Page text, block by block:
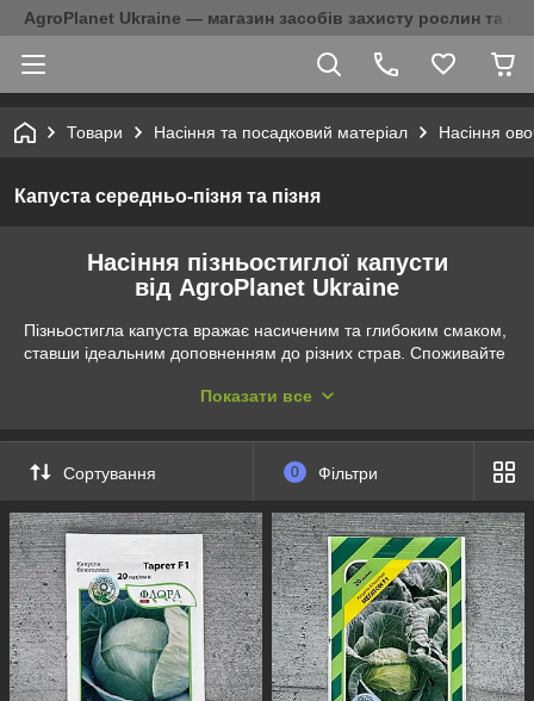
AgroPlanet Ukraine — магазин засобів захисту рослин та
Товари Насіння та посадковий матеріал Насіння
Капуста середньо-пізня та пізня
Насіння пізньостиглої капусти
від AgroPlanet Ukraine
Пізньостигла капуста вражає насиченим та глибоким смаком,
ставши ідеальним доповненням до різних страв. Споживайте
білокачанної капусти, що гарантують вам справжню
насолоду вирощуванням. Оберіть між сортами, такими як
Агресор, Адаптор, Бригадир, Новатор, Центуріон та ін., кожен
з яких вражає своїми унікальними властивостями.
Показати все
Сортування 0 Фільтри